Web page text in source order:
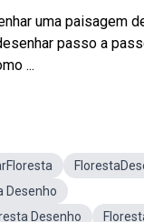
uma paisagem
passo a
...
Desenho
Desenho